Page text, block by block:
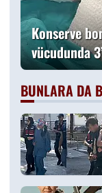
Konserve
vücudunda
oluştu
BUNLARA DA